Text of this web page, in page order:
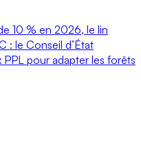
10 % en 2026, le lin
: le Conseil d’État
PPL pour adapter les forêts